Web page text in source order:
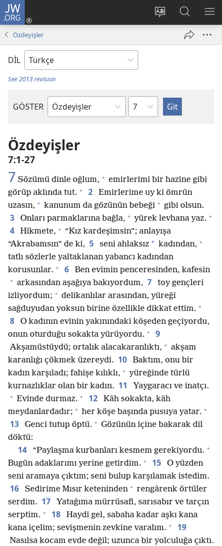
JW.ORG
Site
değiştir
Oturum
Aç
Sitede
Ara
Özdeyişler
DİL
See 2013 revision
GÖSTER
Kutsal
Kitap
Bölüm
Özdeyişler
7:1-27
7 Sözümü dinle oğlum, + emirlerimi bir hazine gibi
görüp aklında tut. + 2
Emirlerime uy ki ömrün
uzasın, + kanunum da gözünün bebeği + gibi olsun.
3 Onları parmaklarına bağla, + yürek levhana yaz. +
4 Hikmete, + “Kız kardeşimsin”; anlayışa
“Akrabamsın” de ki, 5 seni ahlaksız * kadından, +
tatlı sözlerle yaltaklanan yabancı kadından
korusunlar. + 6 Ben evimin penceresinden, kafesin
+ arkasından aşağıya bakıyordum, 7
toy gençleri
izliyordum; + delikanlılar arasından, yüreği
sağduyudan yoksun birine özellikle dikkat ettim. +
8
O kadının evinin yakınındaki köşeden geçiyordu,
onun oturduğu sokakta yürüyordu. + 9
Akşamüstüydü; ortalık alacakaranlıktı, + akşam
karanlığı çökmek üzereydi. 10
Baktım, onu bir
kadın karşıladı; fahişe kılıklı, + yüreğinde türlü
kurnazlıklar olan bir kadın. 11 Yaygaracı ve inatçı.
+ Evinde durmaz. + 12
Kâh sokakta, kâh
meydanlardadır; + her köşe başında pusuya yatar. +
13 Genci tutup öptü. + Gözünün içine bakarak dil
döktü:
14 “Paylaşma kurbanları kesmem gerekiyordu. +
Bugün adaklarımı yerine getirdim. + 15
O yüzden
seni aramaya çıktım; seni bulup karşılamak istedim.
16 Sedirime Mısır keteninden + rengârenk örtüler
serdim. 17
Yatağıma mürrüsafi, sarısabır ve tarçın
serptim. + 18
Haydi gel, sabaha kadar aşkı kana
kana içelim; sevişmenin zevkine varalım. + 19
Nasılsa kocam evde değil; uzunca bir yolculuğa çıktı.